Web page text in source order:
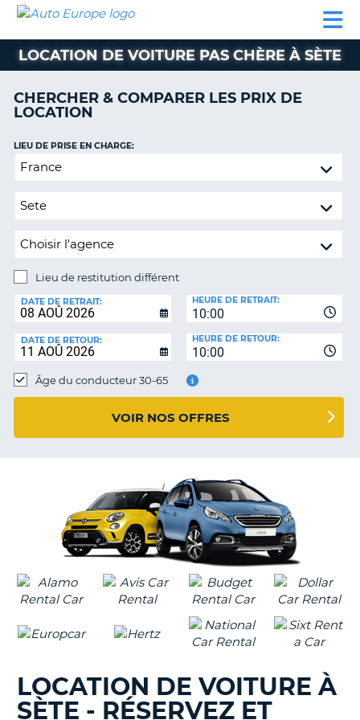
LOCATION
VOITURE
CAMPING-
CAR
CLIENT
AUTO
EUROPE
LOCATION
VOITURE
CAMPING-
CAR
PARTENAIRES
SUPPORT
CLIENT
COMPTE
MA
LOCATION DE VOITURE PAS CHÈRE À SÈTE
CHERCHER & COMPARER LES PRIX DE
LOCATION
Lieu
restitution
LIEU DE PRISE EN CHARGE:
Lieu de restitution différent
DE
RESTITUTION:
DATE DE RETRAIT:
10:00
HEURE DE RETRAIT:
DATE DE RETOUR:
10:00
HEURE DE RETOUR:
Âge du conducteur 30-65
VOIR NOS OFFRES
LOCATION DE VOITURE À
SÈTE - RÉSERVEZ ET